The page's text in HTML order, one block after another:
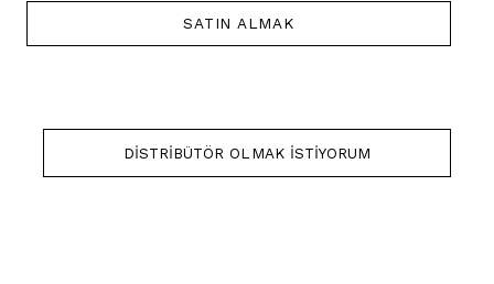
SATIN ALMAK
DISTRIBÜTÖR OLMAK ISTIYORUM